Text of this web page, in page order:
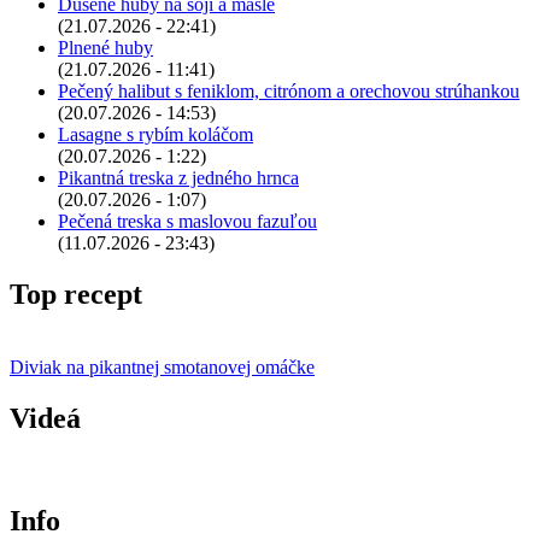
Dusené huby na sóji a masle
(21.07.2026 - 22:41)
Plnené huby
(21.07.2026 - 11:41)
Pečený halibut s feniklom, citrónom a orechovou strúhankou
(20.07.2026 - 14:53)
Lasagne s rybím koláčom
(20.07.2026 - 1:22)
Pikantná treska z jedného hrnca
(20.07.2026 - 1:07)
Pečená treska s maslovou fazuľou
(11.07.2026 - 23:43)
Top recept
Diviak na pikantnej smotanovej omáčke
Videá
Info